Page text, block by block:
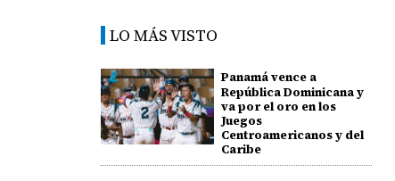
LO MÁS VISTO
Panamá vence a
República Dominicana y
va por el oro en los
Juegos
Centroamericanos y del
Caribe